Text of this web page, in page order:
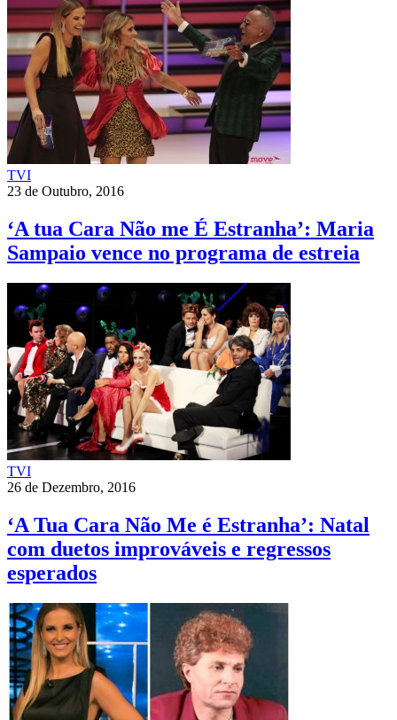
TVI
23 de Outubro, 2016
‘A tua Cara Não me É Estranha’: Maria
Sampaio vence no programa de estreia
TVI
26 de Dezembro, 2016
‘A Tua Cara Não Me é Estranha’: Natal
com duetos improváveis e regressos
esperados